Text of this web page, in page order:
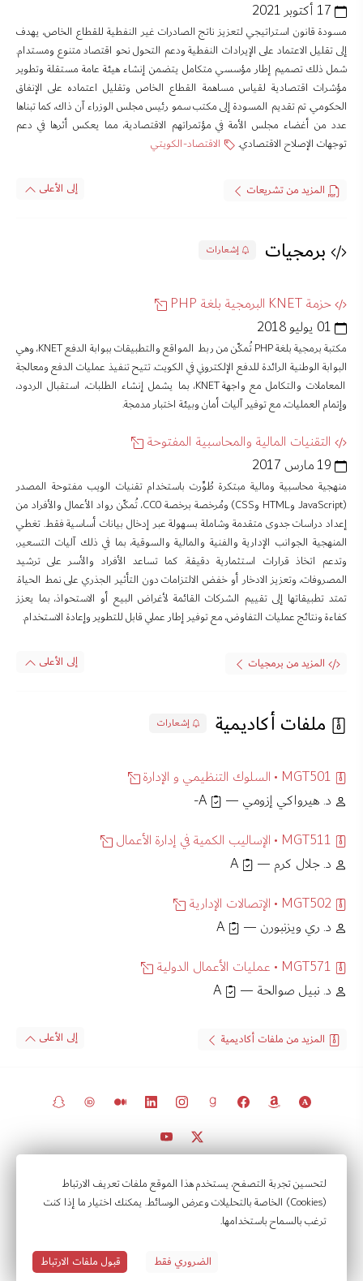
لتحسين تجربة التصفح، يستخدم هذا الموقع ملفات تعريف الارتباط
(Cookies) الخاصة بالتحليلات وعرض الوسائط. يمكنك اختيار ما إذا كنت
ترغب بالسماح باستخدامها.
الضروري فقط قبول ملفات الارتباط
مسودة قانون استراتيجي لتعزيز ناتج الصادرات غير النفطية للقطاع الخاص، يهدف
إلى تقليل الاعتماد على الإيرادات النفطية ودعم التحول نحو اقتصاد متنوع ومستدام.
شمل ذلك تصميم إطار مؤسسي متكامل يتضمن إنشاء هيئة عامة مستقلة وتطوير
مؤشرات اقتصادية لقياس مساهمة القطاع الخاص وتقليل اعتماده على الإنفاق
الحكومي. تم تقديم المسودة إلى مكتب سمو رئيس مجلس الوزراء آن ذاك، كما تبناها
عدد من أغضاء مجلس الأمة في مؤتمراتهم الاقتصادية، مما يعكس أثرها في دعم
توجهات الإصلاح الاقتصادي.
الاقتصاد-الكويتي
المزيد من تشريعات إلى الأعلى
برمجيات إشعارات
حزمة KNET البرمجية بلغة PHP
مكتبة برمجية بلغة PHP تُمكّن من ربط المواقع والتطبيقات ببوابة الدفع KNET، وهي
البوابة الوطنية الرائدة للدفع الإلكتروني في الكويت. تتيح تنفيذ عمليات الدفع ومعالجة
المعاملات والتكامل مع واجهة KNET، بما يشمل إنشاء الطلبات، استقبال الردود،
وإتمام العمليات، مع توفير آليات أمان وبيئة اختبار مدمجة.
التقنيات المالية والمحاسبية المفتوحة
منهجية محاسبية ومالية مبتكرة طُوِّرت باستخدام تقنيات الويب مفتوحة المصدر
(JavaScript وHTML وCSS) ومُرخصة برخصة CC0، تُمكّن رواد الأعمال والأفراد من
إعداد دراسات جدوى متقدمة وشاملة بسهولة عبر إدخال بيانات أساسية فقط. تغطي
المنهجية الجوانب الإدارية والفنية والمالية والسوقية، بما في ذلك آليات التسعير،
وتدعم اتخاذ قرارات استثمارية دقيقة. كما تساعد الأفراد والأسر على ترشيد
المصروفات، وتعزيز الادخار أو خفض الالتزامات دون التأثير الجذري على نمط الحياة.
تمتد تطبيقاتها إلى تقييم الشركات القائمة لأغراض البيع أو الاستحواذ، بما يعزز
كفاءة ونتائج عمليات التفاوض، مع توفير إطار عملي قابل للتطوير وإعادة الاستخدام.
المزيد من برمجيات إلى الأعلى
ملفات أكاديمية إشعارات
د. هيرواكي إزومي —
د. جلال كرم —
د. ري ويزنبورن —
د. نبيل صوالحة —
المزيد من ملفات أكاديمية إلى الأعلى
© 2011 – 2026 جميع الحقوق محفوظة.
مرصد السياسات في الكويت
تواصل
سياسة الخصوصية
شروط الاستخدام